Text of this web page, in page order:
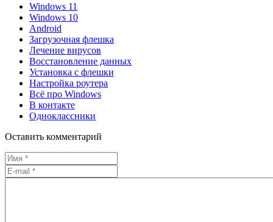
Windows 11
Windows 10
Android
Загрузочная флешка
Лечение вирусов
Восстановление данных
Установка с флешки
Настройка роутера
Всё про Windows
В контакте
Одноклассники
Оставить комментарий